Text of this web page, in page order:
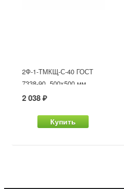
2Ф-1-ТМКЩ-С-40 ГОСТ
7338-90, 500x500 мм
2 038 ₽
Купить